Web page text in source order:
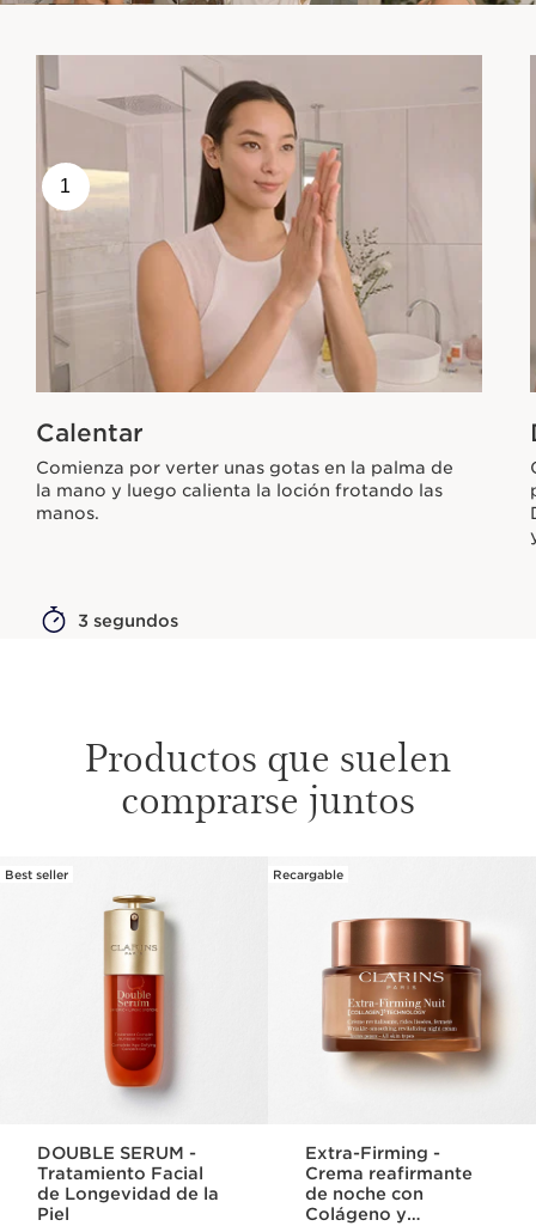
1
Calentar
Comienza por verter unas gotas en la palma de
la mano y luego calienta la loción frotando las
manos.
3 segundos
Productos que suelen
comprarse juntos
Best seller
DOUBLE SERUM -
Tratamiento Facial
de Longevidad de la
Piel
Recargable
Extra-Firming -
Crema reafirmante
de noche con
Colágeno y